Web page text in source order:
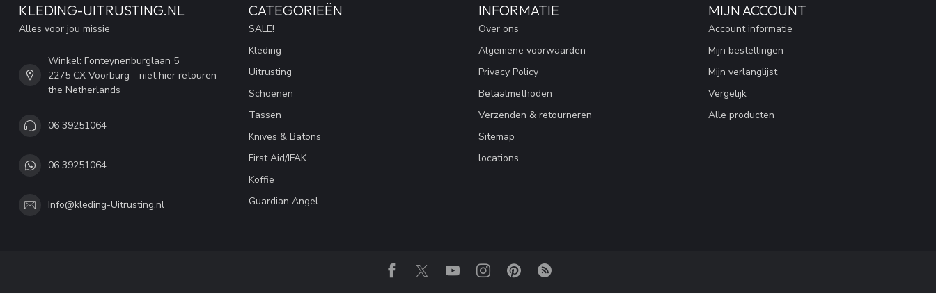
KLEDING-UITRUSTING.NL
Alles voor jou missie
Winkel: Fonteynenburglaan 5
2275 CX Voorburg - niet hier retouren
the Netherlands
06 39251064
06 39251064
Info@kleding-Uitrusting.nl
CATEGORIEËN
SALE!
Kleding
Uitrusting
Schoenen
Tassen
Knives & Batons
First Aid/IFAK
Koffie
Guardian Angel
INFORMATIE
Over ons
Algemene voorwaarden
Privacy Policy
Betaalmethoden
Verzenden & retourneren
Sitemap
locations
MIJN ACCOUNT
Account informatie
Mijn bestellingen
Mijn verlanglijst
Vergelijk
Alle producten